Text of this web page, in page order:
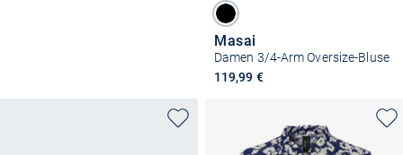
Masai
Damen 3/4-Arm Oversize-Bluse
119,99 €